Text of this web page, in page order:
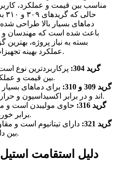
مناسب بین قیمت و عملکرد،
دماهای بسیار بالا طراحی شده
باعث شده است که مهندسان و
بسته به نیاز پروژه، بهترین
عملکرد بهینه تجهیزات اطمینان حاصل کنند.
گرید 304:
پرکاربردترین نوع
بین قیمت و عملکرد ارائه می دهد.
گرید 309 و 310:
برای دماهای
اند و در برابر اکسیداسیون و حرارت مقاوم هستند.
گرید 316:
حاوی مولیبدن است و
برابر خوردگی اسیدی دارد.
گرید 321:
دارای تیتانیوم است و
بین دانه ای بالایی دارد.
دلیل استقامت